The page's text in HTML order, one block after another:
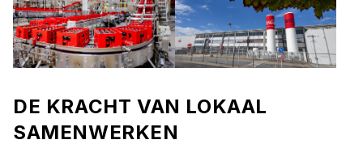
DE KRACHT VAN LOKAAL
SAMENWERKEN